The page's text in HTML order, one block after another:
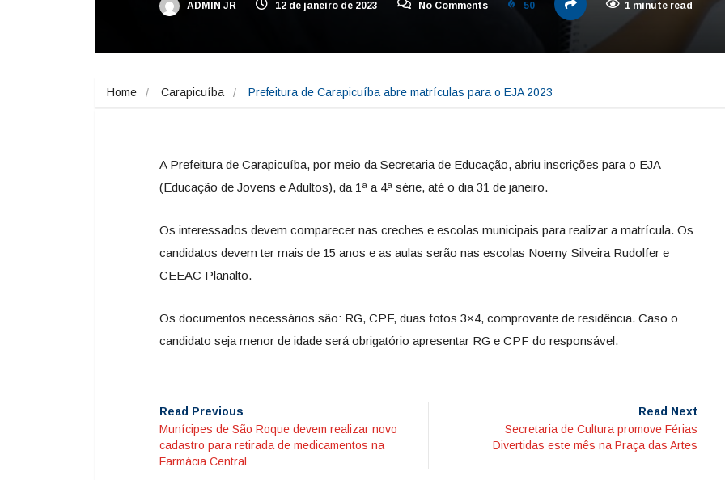
ADMIN JR 12 de janeiro de 2023 No Comments 50 1 minute read
Home Carapicuíba Prefeitura de Carapicuíba abre matrículas para o EJA 2023
A Prefeitura de Carapicuíba, por meio da Secretaria de Educação, abriu inscrições para o EJA
(Educação de Jovens e Adultos), da 1ª a 4ª série, até o dia 31 de janeiro.
Os interessados devem comparecer nas creches e escolas municipais para realizar a matrícula. Os
candidatos devem ter mais de 15 anos e as aulas serão nas escolas Noemy Silveira Rudolfer e
CEEAC Planalto.
Os documentos necessários são: RG, CPF, duas fotos 3×4, comprovante de residência. Caso o
candidato seja menor de idade será obrigatório apresentar RG e CPF do responsável.
Read Previous
Munícipes de São Roque devem realizar novo
cadastro para retirada de medicamentos na
Farmácia Central
Read Next
Secretaria de Cultura promove Férias
Divertidas este mês na Praça das Artes